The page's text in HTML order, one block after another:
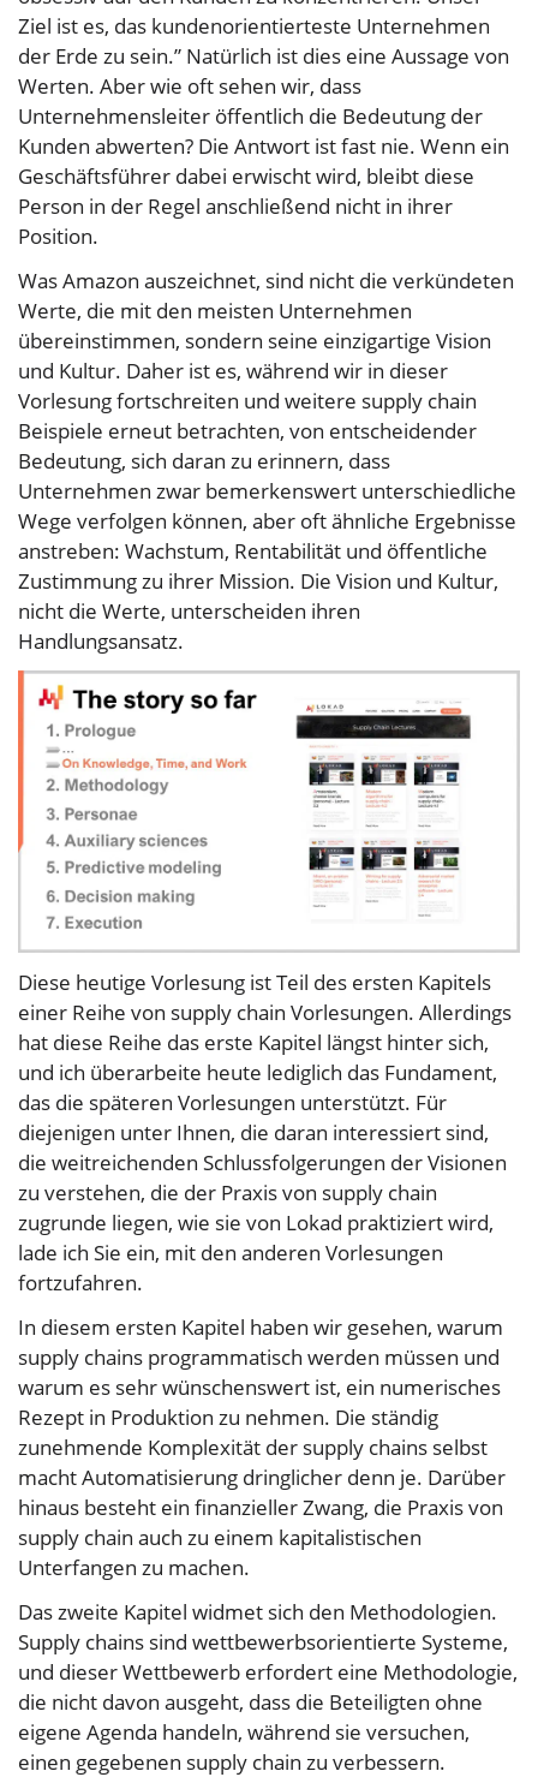
Ziel ist es, das kundenorientierteste Unternehmen
der Erde zu sein.” Natürlich ist dies eine Aussage von
Werten. Aber wie oft sehen wir, dass
Unternehmensleiter öffentlich die Bedeutung der
Kunden abwerten? Die Antwort ist fast nie. Wenn ein
Geschäftsführer dabei erwischt wird, bleibt diese
Person in der Regel anschließend nicht in ihrer
Position.
Was Amazon auszeichnet, sind nicht die verkündeten
Werte, die mit den meisten Unternehmen
übereinstimmen, sondern seine einzigartige Vision
und Kultur. Daher ist es, während wir in dieser
Vorlesung fortschreiten und weitere supply chain
Beispiele erneut betrachten, von entscheidender
Bedeutung, sich daran zu erinnern, dass
Unternehmen zwar bemerkenswert unterschiedliche
Wege verfolgen können, aber oft ähnliche Ergebnisse
anstreben: Wachstum, Rentabilität und öffentliche
Zustimmung zu ihrer Mission. Die Vision und Kultur,
nicht die Werte, unterscheiden ihren
Handlungsansatz.
Diese heutige Vorlesung ist Teil des ersten Kapitels
einer Reihe von supply chain Vorlesungen. Allerdings
hat diese Reihe das erste Kapitel längst hinter sich,
und ich überarbeite heute lediglich das Fundament,
das die späteren Vorlesungen unterstützt. Für
diejenigen unter Ihnen, die daran interessiert sind,
die weitreichenden Schlussfolgerungen der Visionen
zu verstehen, die der Praxis von supply chain
zugrunde liegen, wie sie von Lokad praktiziert wird,
lade ich Sie ein, mit den anderen Vorlesungen
fortzufahren.
In diesem ersten Kapitel haben wir gesehen, warum
supply chains programmatisch werden müssen und
warum es sehr wünschenswert ist, ein numerisches
Rezept in Produktion zu nehmen. Die ständig
zunehmende Komplexität der supply chains selbst
macht Automatisierung dringlicher denn je. Darüber
hinaus besteht ein finanzieller Zwang, die Praxis von
supply chain auch zu einem kapitalistischen
Unterfangen zu machen.
Das zweite Kapitel widmet sich den Methodologien.
Supply chains sind wettbewerbsorientierte Systeme,
und dieser Wettbewerb erfordert eine Methodologie,
die nicht davon ausgeht, dass die Beteiligten ohne
eigene Agenda handeln, während sie versuchen,
einen gegebenen supply chain zu verbessern.